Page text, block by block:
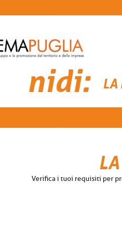
nidi: LA
Verifica i tuoi requisiti per